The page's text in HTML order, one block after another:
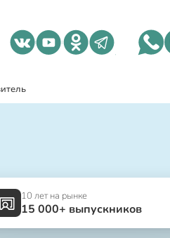
10 лет на рынке
15 000+ выпускников